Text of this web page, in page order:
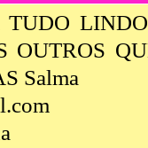
OUTROS
Salma